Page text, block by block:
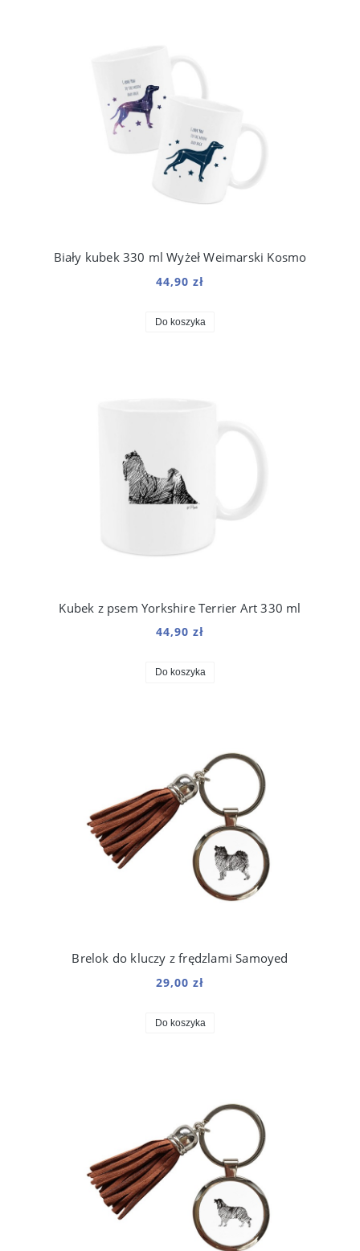
Biały kubek 330 ml Wyżeł Weimarski Kosmo
44,90 zł
Do koszyka
Kubek z psem Yorkshire Terrier Art 330 ml
44,90 zł
Do koszyka
Brelok do kluczy z frędzlami Samoyed
29,00 zł
Do koszyka